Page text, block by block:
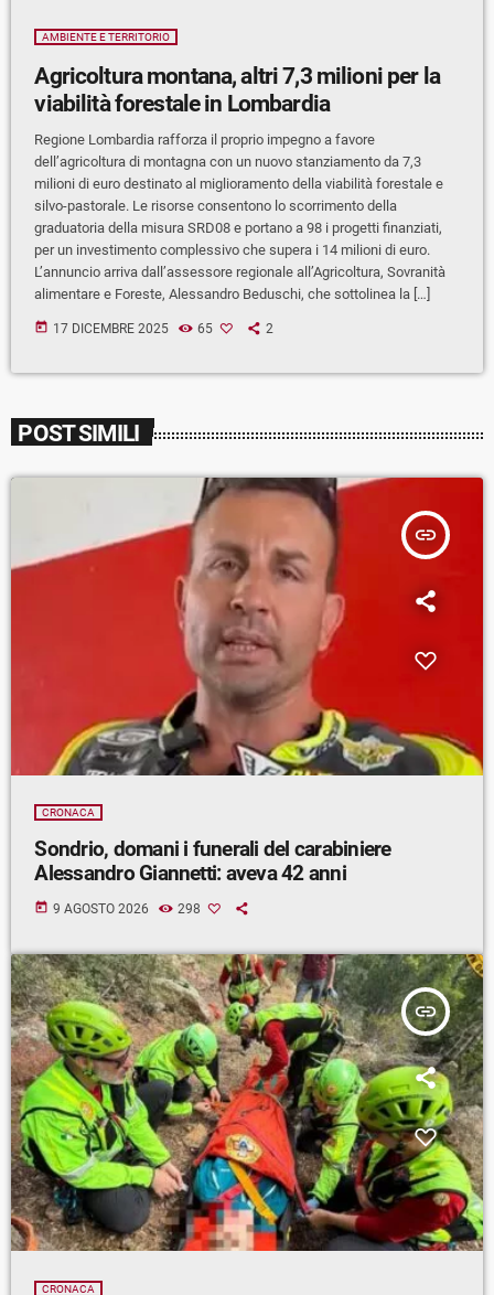
AMBIENTE E TERRITORIO
Agricoltura montana, altri 7,3 milioni per la
viabilità forestale in Lombardia
Regione Lombardia rafforza il proprio impegno a favore
dell’agricoltura di montagna con un nuovo stanziamento da 7,3
milioni di euro destinato al miglioramento della viabilità forestale e
silvo-pastorale. Le risorse consentono lo scorrimento della
graduatoria della misura SRD08 e portano a 98 i progetti finanziati,
per un investimento complessivo che supera i 14 milioni di euro.
L’annuncio arriva dall’assessore regionale all’Agricoltura, Sovranità
alimentare e Foreste, Alessandro Beduschi, che sottolinea la […]
today 17 DICEMBRE 2025 65 2
POST SIMILI
insert_link
CRONACA
Sondrio, domani i funerali del carabiniere
Alessandro Giannetti: aveva 42 anni
today 9 AGOSTO 2026 298
insert_link
CRONACA